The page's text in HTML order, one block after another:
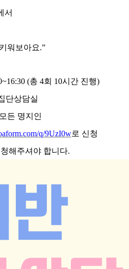
서
워보아요.”
(총 4회 10시간 진행)
단상담실
든 명지인
q/9UzI0w로 신청
해주셔야 합니다.